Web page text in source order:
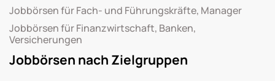
Jobbörsen für Fach- und Führungskräfte, Manager
Jobbörsen für Finanzwirtschaft, Banken,
Versicherungen
Jobbörsen nach Zielgruppen